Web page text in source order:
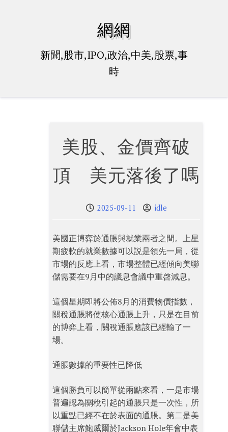
網網
新聞,股市,IPO,政治,中美,股票,事
時
美股、金價齊破
頂 美元落後了嗎
2025-09-11 idle
美國正博弈於通脹與就業兩者之間。上星
期疲軟的就業數據可以説是領先一局，從
市場的反應上看，市場整體已經傾向美聯
儲需要在9月中的議息會議中重啓減息。
這個星期即將公佈8月的消費物價指數，
關稅通脹將使核心通脹上升，只是在目前
的博弈上看，關稅通脹應該已經輸了一
場。
通脹數據的重要性已降低
這個勝負可以簡單從兩點來看，一是市場
普遍認為關稅引起的通脹只是一次性，所
以重點已經不在於表面的通脹。第二是美
聯儲主席鮑威爾於Jackson Hole年會中表